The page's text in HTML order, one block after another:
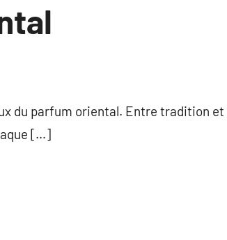
du parfum oriental. Entre tradition et
[…]